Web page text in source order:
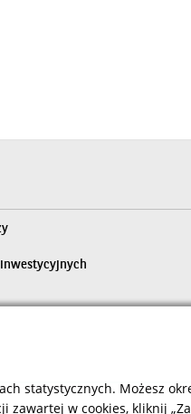
statystycznych. Możesz
w cookies, kliknij